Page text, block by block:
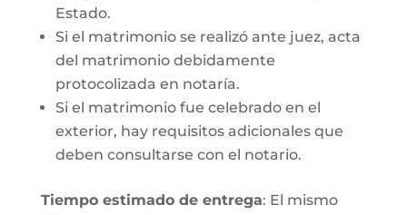
Estado.
Si el matrimonio se realizó ante juez, acta
del matrimonio debidamente
protocolizada en notaría.
Si el matrimonio fue celebrado en el
exterior, hay requisitos adicionales que
deben consultarse con el notario.
Tiempo estimado de entrega: El mismo